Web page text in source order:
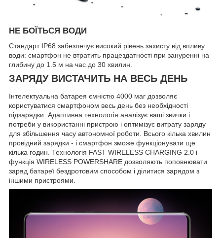
НЕ БОЇТЬСЯ ВОДИ
Стандарт IP68 забезпечує високий рівень захисту від впливу
води: смартфон не втратить працездатності при зануренні на
глибину до 1.5 м на час до 30 хвилин.
ЗАРЯДУ ВИСТАЧИТЬ НА ВЕСЬ ДЕНЬ
Інтелектуальна батарея ємністю 4000 маг дозволяє
користуватися смартфоном весь день без необхідності
підзарядки. Адаптивна технологія аналізує ваші звички і
потреби у використанні пристрою і оптимізує витрату заряду
для збільшення часу автономної роботи. Всього кілька хвилин
провідний зарядки - і смартфон зможе функціонувати ще
кілька годин. Технологія FAST WIRELESS CHARGING 2.0 і
функція WIRELESS POWERSHARE дозволяють поповнювати
заряд батареї бездротовим способом і ділитися зарядом з
іншими пристроями.